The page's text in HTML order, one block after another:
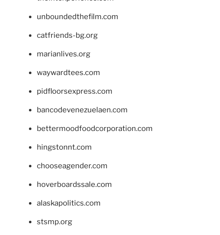
unboundedthefilm.com
catfriends-bg.org
marianlives.org
waywardtees.com
pidfloorsexpress.com
bancodevenezuelaen.com
bettermoodfoodcorporation.com
hingstonnt.com
chooseagender.com
hoverboardssale.com
alaskapolitics.com
stsmp.org